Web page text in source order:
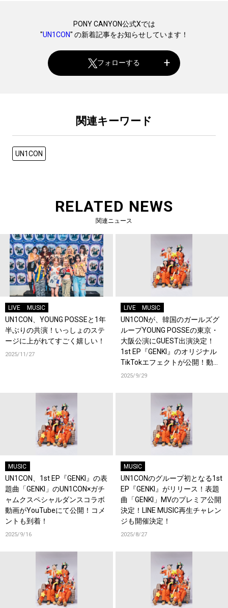
PONY CANYON公式Xでは
"UN1CON" の新着記事をお知らせしています！
フォローする
関連キーワード
UN1CON
RELATED NEWS
関連ニュース
LIVE MUSIC
UN1CON、YOUNG POSSEと1年
半ぶりの共演！いっしょのステ
ージに上がれてすごく嬉しい！
2025/11/27
LIVE MUSIC
UN1CONが、韓国のガールズグ
ループYOUNG POSSEの東京・
大阪公演にGUEST出演決定！
1st EP『GENKI』のオリジナル
TikTokエフェクトが公開！動画
投稿チャレンジもスタート！
2025/9/29
MUSIC
UN1CON、1st EP『GENKI』の表
題曲「GENKI」のUN1CON×ガチ
ャムクスペシャルダンスコラボ
動画がYouTubeにて公開！コメ
ントも到着！
2025/9/16
MUSIC
UN1CONのグループ初となる1st
EP『GENKI』がリリース！表題
曲「GENKI」MVのプレミア公開
決定！LINE MUSIC再生チャレン
ジも開催決定！
2025/8/27